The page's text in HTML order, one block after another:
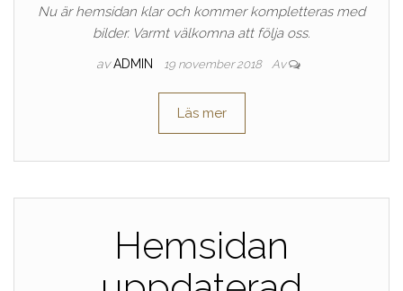
Nu är hemsidan klar och kommer kompletteras med
bilder. Varmt välkomna att följa oss.
av ADMIN 19 november 2018 Av
Läs mer
Hemsidan